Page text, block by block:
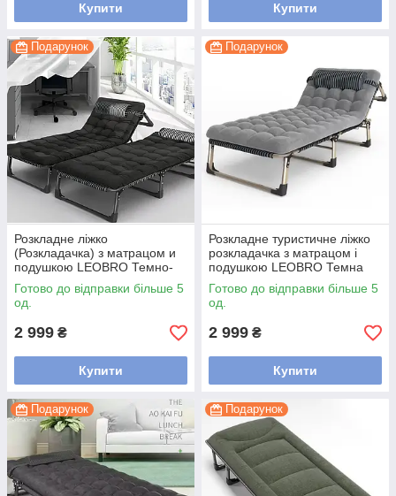
Купити Купити
Подарунок
Розкладне ліжко
(Розкладачка) з матрацом и
подушкою LEOBRO Темно-
сіре
Готово до відправки більше 5
од.
2 999 ₴
Купити
Подарунок
Розкладне туристичне ліжко
розкладачка з матрацом і
подушкою LEOBRO Темна
смужка
Готово до відправки більше 5
од.
2 999 ₴
Купити
Подарунок Подарунок